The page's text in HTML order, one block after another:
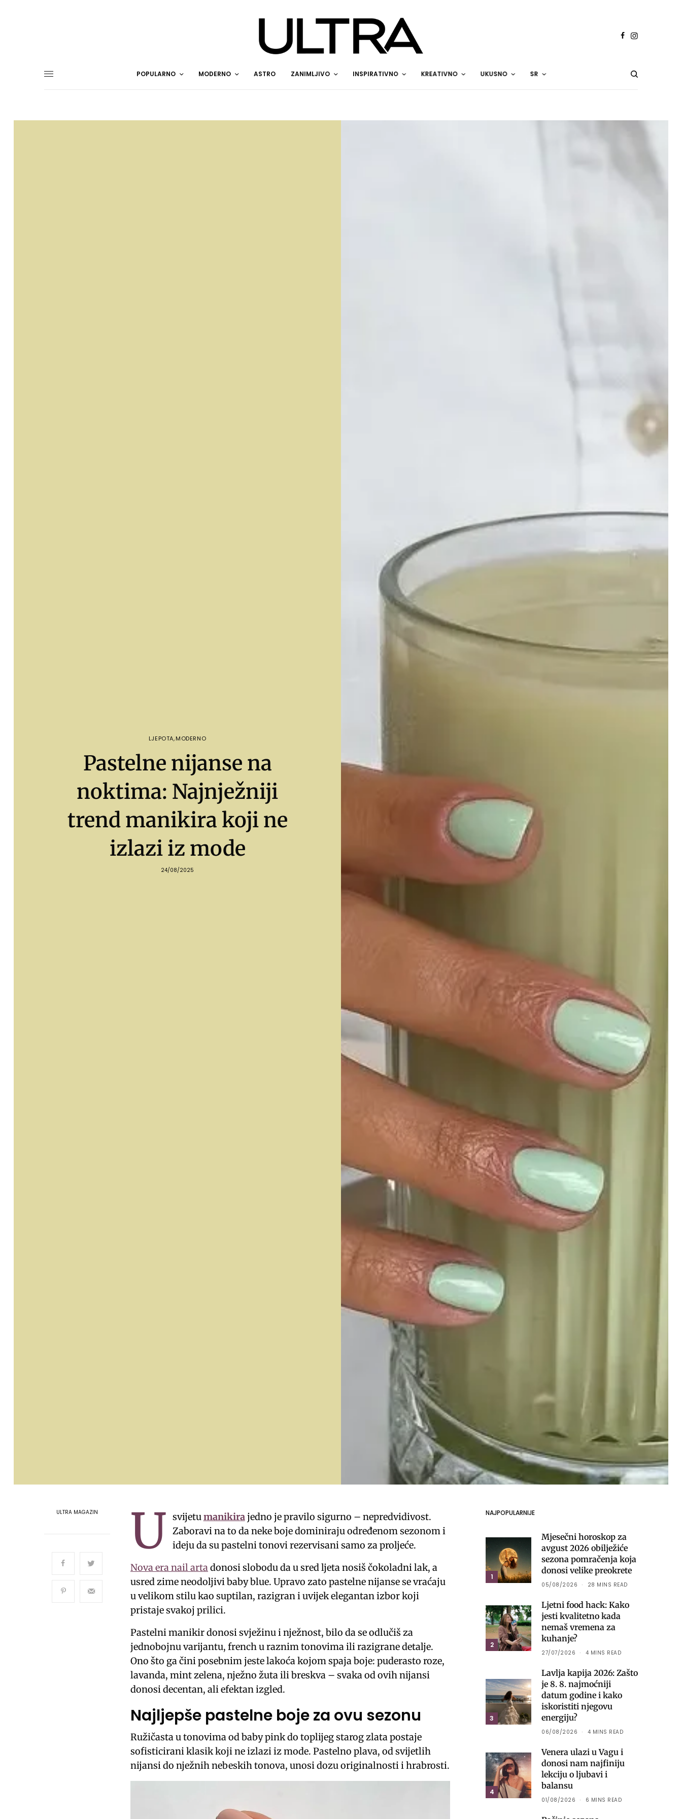
POPULARNO MODERNO ASTRO ZANIMLJIVO INSPIRATIVNO KREATIVNO UKUSNO SR
LJEPOTA,MODERNO
Pastelne nijanse na
noktima: Najnježniji
trend manikira koji ne
izlazi iz mode
24/08/2025
ULTRA MAGAZIN U svijetumanikirajedno je pravilo sigurno – nepredvidivost.
Zaboravi na to da neke boje dominiraju određenom sezonom i
ideju da su pastelni tonovi rezervisani samo za proljeće.
Nova era nail artadonosi slobodu da u sred ljeta nosiš čokoladni lak, a
usred zime neodoljivi baby blue. Upravo zato pastelne nijanse se vraćaju
u velikom stilu kao suptilan, razigran i uvijek elegantan izbor koji
pristaje svakoj prilici.
Pastelni manikir donosi svježinu i nježnost, bilo da se odlučiš za
jednobojnu varijantu, french u raznim tonovima ili razigrane detalje.
Ono što ga čini posebnim jeste lakoća kojom spaja boje: puderasto roze,
lavanda, mint zelena, nježno žuta ili breskva – svaka od ovih nijansi
donosi decentan, ali efektan izgled.
Najljepše pastelne boje za ovu sezonu
Ružičasta u tonovima od baby pink do toplijeg starog zlata postaje
sofisticirani klasik koji ne izlazi iz mode. Pastelno plava, od svijetlih
nijansi do nježnih nebeskih tonova, unosi dozu originalnosti i hrabrosti.
NAJPOPULARNIJE
1
Mjesečni horoskop za
avgust 2026 obilježiće
sezona pomračenja koja
donosi velike preokrete
05/08/2026 28 MINS READ
2
Ljetni food hack: Kako
jesti kvalitetno kada
nemaš vremena za
kuhanje?
27/07/2026 4 MINS READ
3
Lavlja kapija 2026: Zašto
je 8. 8. najmoćniji
datum godine i kako
iskoristiti njegovu
energiju?
06/08/2026 4 MINS READ
4
Venera ulazi u Vagu i
donosi nam najfiniju
lekciju o ljubavi i
balansu
01/08/2026 6 MINS READ